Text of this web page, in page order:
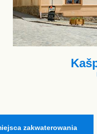
zakwaterowania